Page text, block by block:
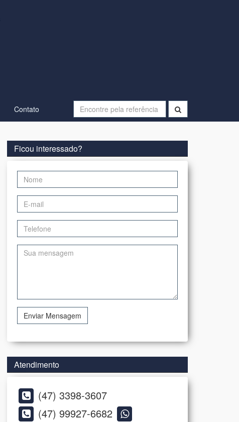
Contato
Ficou interessado?
Enviar Mensagem
Atendimento
(47) 3398-3607
(47) 99927-6682